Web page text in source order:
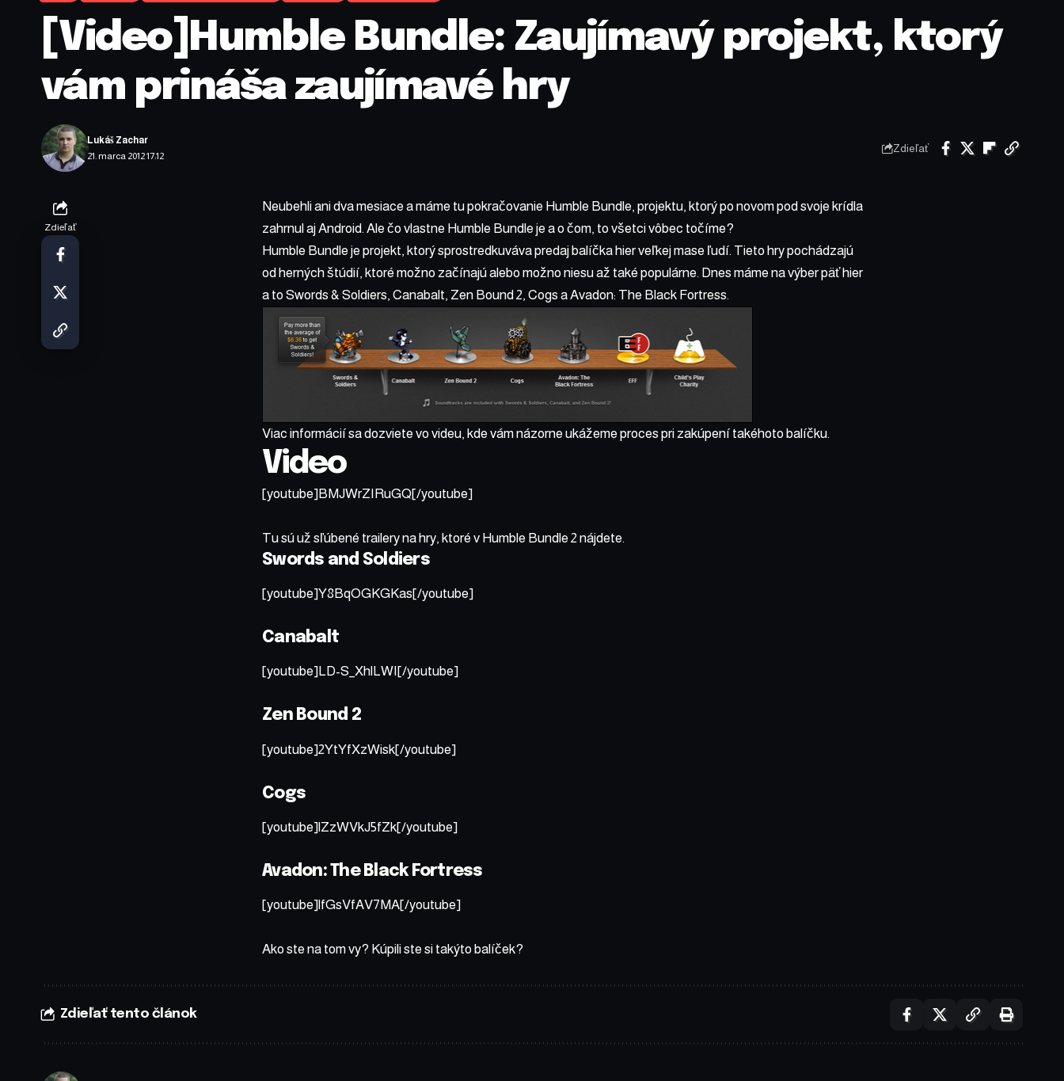
[Video]Humble Bundle: Zaujímavý projekt, ktorý
vám prináša zaujímavé hry
21. marca 2012 17:12
Lukáš Zachar
Zdieľať
Zdieľať
Neubehli ani dva mesiace a máme tu pokračovanie Humble Bundle, projektu, ktorý po novom pod svoje krídla
zahrnul aj Android. Ale čo vlastne Humble Bundle je a o čom, to všetci vôbec točíme?
Humble Bundle je projekt, ktorý sprostredkuváva predaj balíčka hier veľkej mase ľudí. Tieto hry pochádzajú
od herných štúdií, ktoré možno začínajú alebo možno niesu až také populárne. Dnes máme na výber päť hier
a to Swords & Soldiers, Canabalt, Zen Bound 2, Cogs a Avadon: The Black Fortress.
Viac informácií sa dozviete vo videu, kde vám názorne ukážeme proces pri zakúpení takéhoto balíčku.
Video
[youtube]BMJWrZIRuGQ[/youtube]
Tu sú už sľúbené trailery na hry, ktoré v Humble Bundle 2 nájdete.
Swords and Soldiers
[youtube]Y8BqOGKGKas[/youtube]
Canabalt
[youtube]LD-S_XhlLWI[/youtube]
Zen Bound 2
[youtube]2YtYfXzWisk[/youtube]
Cogs
[youtube]lZzWVkJ5fZk[/youtube]
Avadon: The Black Fortress
[youtube]lfGsVfAV7MA[/youtube]
Ako ste na tom vy? Kúpili ste si takýto balíček?
Zdieľať tento článok